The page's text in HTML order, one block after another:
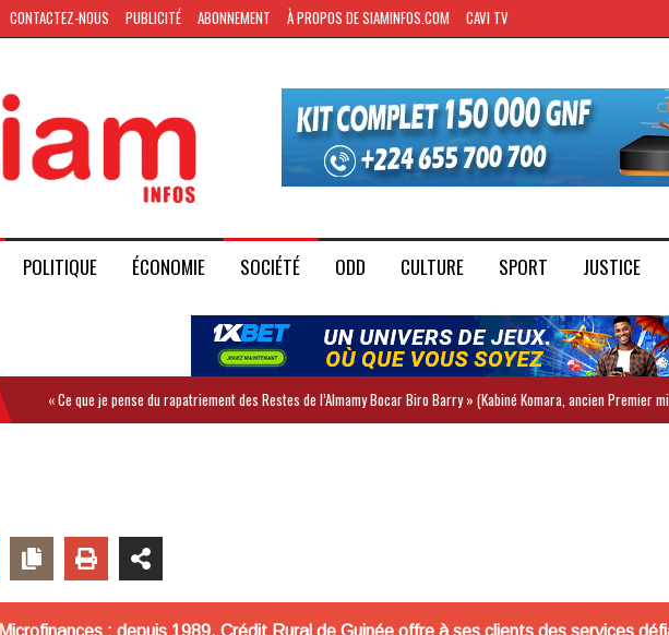
CONTACTEZ-NOUS PUBLICITÉ ABONNEMENT À PROPOS DE SIAMINFOS.COM CAVI TV
POLITIQUE ÉCONOMIE SOCIÉTÉ ODD CULTURE SPORT JUSTICE
« Ce que je pense du rapatriement des Restes de l’Almamy Bocar Biro Barry » (Kabiné Komara, ancien Premier
Microfinances : depuis 1989, Crédit Rural de Guinée offre à ses clients des services